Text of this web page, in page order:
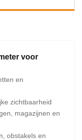
voor
en
zichtbaarheid
magazijnen en
obstakels en